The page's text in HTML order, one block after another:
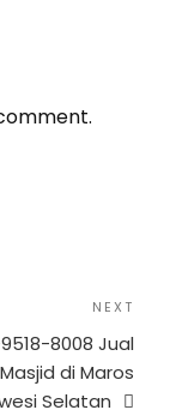
NEXT
8008 Jual
di Maros
Selatan